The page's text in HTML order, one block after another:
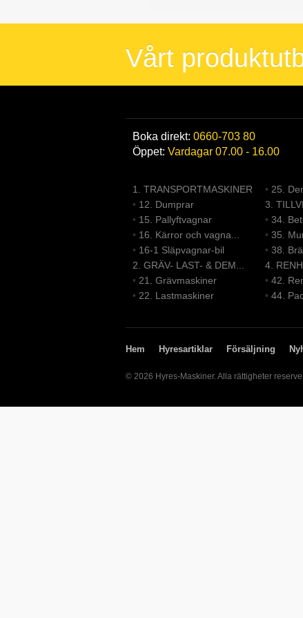
Vårt
Boka direkt: 0660-703 80
Öppet: Vardagar 07.00 - 16.00
1. TRANSPORTMASKINER
• 12. Dumprar
• 15. Pallyftvagnar
• 16. Kärror och vagna...
• 16-1 Släpvagnar-bil
2. GRÄV- LAST- & DEM...
• 21. Grävmaskiner
• 22. Lastmaskiner
• 25.
3.
• 34.
• 35.
• 38.
4.
• 42.
• 44.
Hem Hyresartiklar Försäljning
© 2026 Hyres-Maskiner. Alla rättigheter